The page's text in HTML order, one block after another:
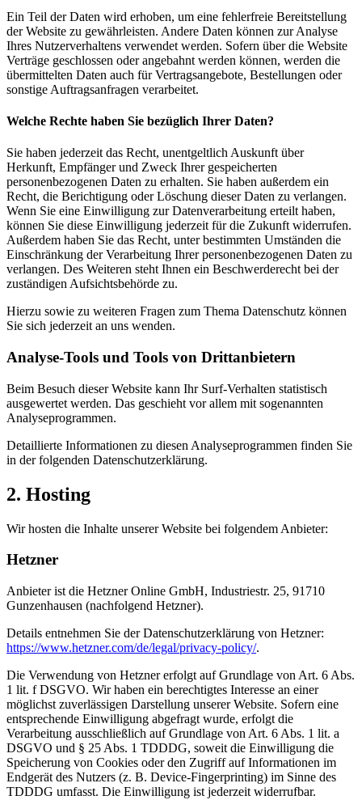
Ein Teil der Daten wird erhoben, um eine fehlerfreie Bereitstellung
der Website zu gewährleisten. Andere Daten können zur Analyse
Ihres Nutzerverhaltens verwendet werden. Sofern über die Website
Verträge geschlossen oder angebahnt werden können, werden die
übermittelten Daten auch für Vertragsangebote, Bestellungen oder
sonstige Auftragsanfragen verarbeitet.
Welche Rechte haben Sie bezüglich Ihrer Daten?
Sie haben jederzeit das Recht, unentgeltlich Auskunft über
Herkunft, Empfänger und Zweck Ihrer gespeicherten
personenbezogenen Daten zu erhalten. Sie haben außerdem ein
Recht, die Berichtigung oder Löschung dieser Daten zu verlangen.
Wenn Sie eine Einwilligung zur Datenverarbeitung erteilt haben,
können Sie diese Einwilligung jederzeit für die Zukunft widerrufen.
Außerdem haben Sie das Recht, unter bestimmten Umständen die
Einschränkung der Verarbeitung Ihrer personenbezogenen Daten zu
verlangen. Des Weiteren steht Ihnen ein Beschwerderecht bei der
zuständigen Aufsichtsbehörde zu.
Hierzu sowie zu weiteren Fragen zum Thema Datenschutz können
Sie sich jederzeit an uns wenden.
Analyse-Tools und Tools von Dritt­anbietern
Beim Besuch dieser Website kann Ihr Surf-Verhalten statistisch
ausgewertet werden. Das geschieht vor allem mit sogenannten
Analyseprogrammen.
Detaillierte Informationen zu diesen Analyseprogrammen finden Sie
in der folgenden Datenschutzerklärung.
2. Hosting
Wir hosten die Inhalte unserer Website bei folgendem Anbieter:
Hetzner
Anbieter ist die Hetzner Online GmbH, Industriestr. 25, 91710
Gunzenhausen (nachfolgend Hetzner).
Details entnehmen Sie der Datenschutzerklärung von Hetzner:
https://www.hetzner.com/de/legal/privacy-policy/.
Die Verwendung von Hetzner erfolgt auf Grundlage von Art. 6 Abs.
1 lit. f DSGVO. Wir haben ein berechtigtes Interesse an einer
möglichst zuverlässigen Darstellung unserer Website. Sofern eine
entsprechende Einwilligung abgefragt wurde, erfolgt die
Verarbeitung ausschließlich auf Grundlage von Art. 6 Abs. 1 lit. a
DSGVO und § 25 Abs. 1 TDDDG, soweit die Einwilligung die
Speicherung von Cookies oder den Zugriff auf Informationen im
Endgerät des Nutzers (z. B. Device-Fingerprinting) im Sinne des
TDDDG umfasst. Die Einwilligung ist jederzeit widerrufbar.